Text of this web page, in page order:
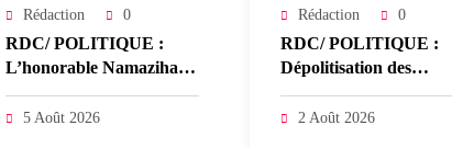
Rédaction 0
RDC/ POLITIQUE :
L’honorable Namazihana
Bachoke Patrick Baka
salue la suspension de
5 Août 2026
Rédaction 0
RDC/ POLITIQUE :
Dépolitisation des
Entreprises: Les
dirigeants des
2 Août 2026